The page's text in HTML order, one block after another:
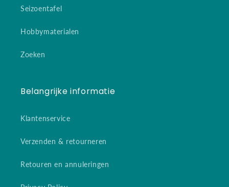
Seizoentafel
Hobbymaterialen
Zoeken
Belangrijke informatie
Klantenservice
Verzenden & retourneren
Retouren en annuleringen